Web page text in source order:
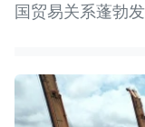
国贸易关系蓬勃发